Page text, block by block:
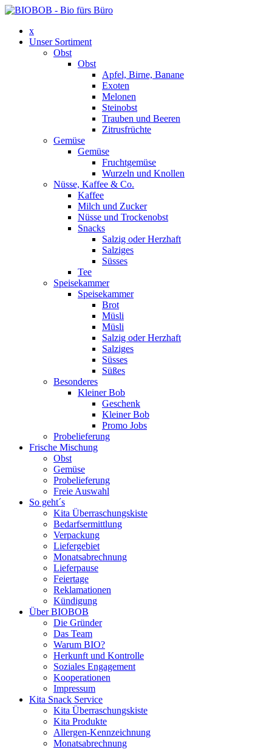
x
Unser Sortiment
Obst
Obst
Apfel, Birne, Banane
Exoten
Melonen
Steinobst
Trauben und Beeren
Zitrusfrüchte
Gemüse
Gemüse
Fruchtgemüse
Wurzeln und Knollen
Nüsse, Kaffee & Co.
Kaffee
Milch und Zucker
Nüsse und Trockenobst
Snacks
Salzig oder Herzhaft
Salziges
Süsses
Tee
Speisekammer
Speisekammer
Brot
Müsli
Müsli
Salzig oder Herzhaft
Salziges
Süsses
Süßes
Besonderes
Kleiner Bob
Geschenk
Kleiner Bob
Promo Jobs
Probelieferung
Frische Mischung
Obst
Gemüse
Probelieferung
Freie Auswahl
So geht´s
Kita Überraschungskiste
Bedarfsermittlung
Verpackung
Liefergebiet
Monatsabrechnung
Lieferpause
Feiertage
Reklamationen
Kündigung
Über BIOBOB
Die Gründer
Das Team
Warum BIO?
Herkunft und Kontrolle
Soziales Engagement
Kooperationen
Impressum
Kita Snack Service
Kita Überraschungskiste
Kita Produkte
Allergen-Kennzeichnung
Monatsabrechnung